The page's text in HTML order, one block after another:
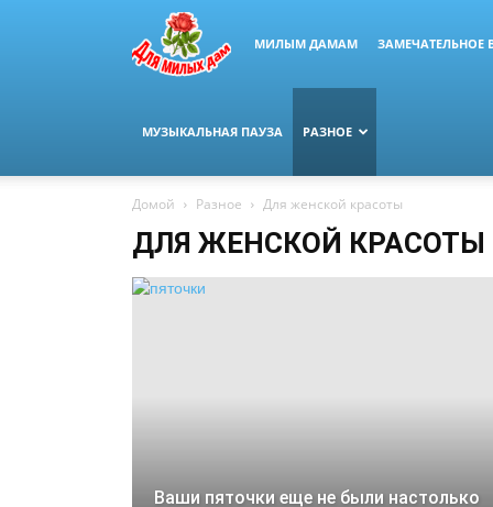
МИЛЫМ ДАМАМ ЗАМЕЧАТЕЛЬНОЕ
МУЗЫКАЛЬНАЯ ПАУЗА РАЗНОЕ
Домой Разное Для женской красоты
ДЛЯ ЖЕНСКОЙ КРАСОТЫ
Ваши пяточки еще не были настолько